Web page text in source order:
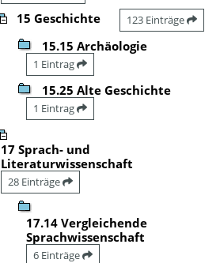
15 Geschichte 123 Einträge
15.15 Archäologie
1 Eintrag
15.25 Alte Geschichte
1 Eintrag
17 Sprach- und
Literaturwissenschaft
28 Einträge
17.14 Vergleichende
Sprachwissenschaft
6 Einträge